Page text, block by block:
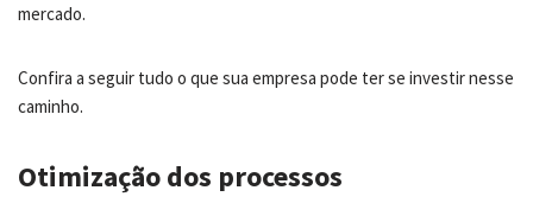
mercado.
Confira a seguir tudo o que sua empresa pode ter se investir nesse
caminho.
Otimização dos processos